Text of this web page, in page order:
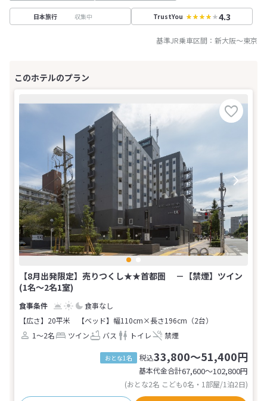
日本旅行 収集中 TrustYou 4.3
基準JR乗車区間： 新大阪～東京
【8月出発限定】売りつくし★★首都圏 －【禁煙】ツイン
(1名～2名1室)
食事なし
【広さ】20平米
【ベッド】幅110cm×長さ196cm（2台）
1～2名
ツイン バス トイレ 禁煙
おとな1名 税込33,800～51,400円
基本代金合計67,600〜102,800円
(おとな2名 こども0名・1部屋/1泊2日)